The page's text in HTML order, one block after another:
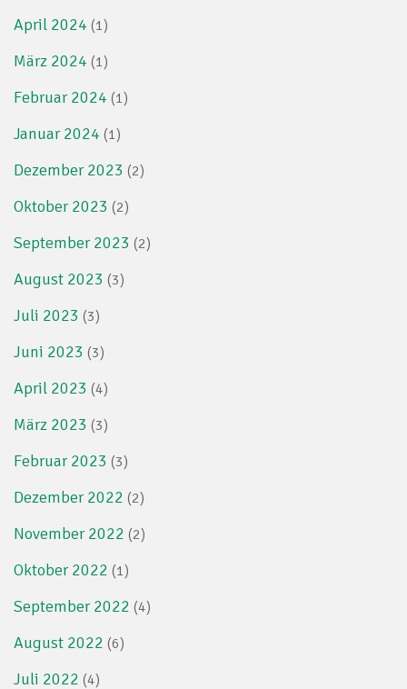
April 2024 (1)
März 2024 (1)
Februar 2024 (1)
Januar 2024 (1)
Dezember 2023 (2)
Oktober 2023 (2)
September 2023 (2)
August 2023 (3)
Juli 2023 (3)
Juni 2023 (3)
April 2023 (4)
März 2023 (3)
Februar 2023 (3)
Dezember 2022 (2)
November 2022 (2)
Oktober 2022 (1)
September 2022 (4)
August 2022 (6)
Juli 2022 (4)